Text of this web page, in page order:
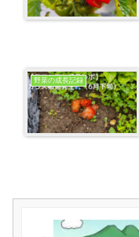
野菜の成長記録